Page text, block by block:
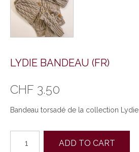
LYDIE BANDEAU (FR)
CHF 3.50
Bandeau torsadé de la collection Lydie
ADD TO CART